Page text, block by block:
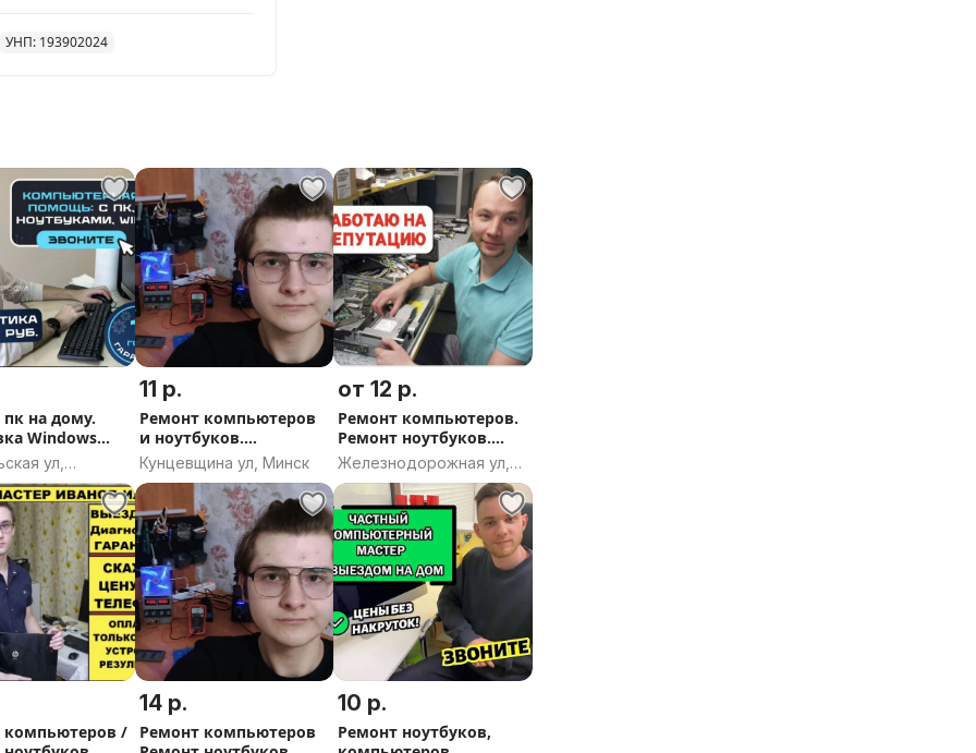
качественной термопасты
видеокарты
любого другого носителя
по телефону
УНП: 193902024
на дому.
Windows
ул,
Могилёвская
11 р.
Ремонт компьютеров
и ноутбуков.
Установка Windows.
Компьютерный
мастер. Программист
Кунцевщина ул, Минск
от 12 р.
Ремонт компьютеров.
Ремонт ноутбуков.
Частный мастер.
Выезд. Гарантия
Железнодорожная ул,
Минск
компьютеров /
14 р.
Ремонт компьютеров
10 р.
Ремонт ноутбуков,